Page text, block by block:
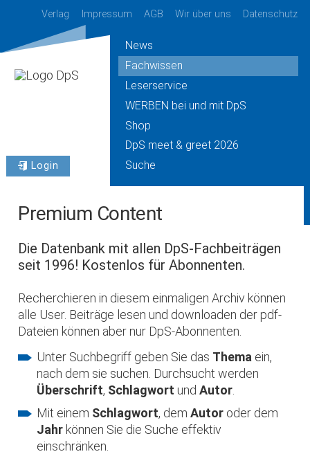
Verlag Impressum AGB Wir über uns Datenschutz
Login
News
Fachwissen
Leserservice
WERBEN bei und mit DpS
Shop
DpS meet & greet 2026
Suche
Premium Content
Die Datenbank mit allen DpS-Fachbeiträgen
seit 1996! Kostenlos für Abonnenten.
Recherchieren in diesem einmaligen Archiv können
alle User. Beiträge lesen und downloaden der pdf-
Dateien können aber nur DpS-Abonnenten.
Unter Suchbegriff geben Sie das Thema ein,
nach dem sie suchen. Durchsucht werden
Überschrift, Schlagwort undAutor
Mit einem Schlagwort, demAutor oder dem
Jahr können Sie die Suche effektiv
einschränken.